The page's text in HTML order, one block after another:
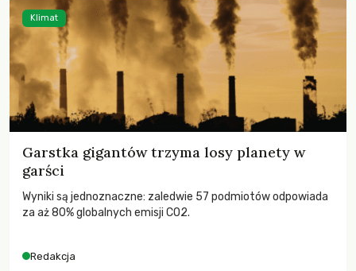
Garstka gigantów trzyma losy planety w
garści
Wyniki są jednoznaczne: zaledwie 57 podmiotów odpowiada
za aż 80% globalnych emisji CO2.
Redakcja
Klimat